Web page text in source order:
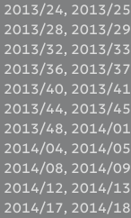
2013/24, 2013/25
2013/28, 2013/29
2013/32, 2013/33
2013/36, 2013/37
2013/40, 2013/41
2013/44, 2013/45
2013/48, 2014/01
2014/04, 2014/05
2014/08, 2014/09
2014/12, 2014/13
2014/17, 2014/18